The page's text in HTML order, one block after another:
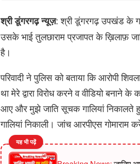
श्री डूंगरगढ़ न्यूज़: श्री डूंगरगढ़ उपखंड के
उसके भाई तुलछाराम प्रजापत के ख़िलाफ़
है।
परिवादी ने पुलिस को बताया कि आरोपी
था मेरे द्वारा विरोध करने व वीडियो बनाने
आए और मुझे जाति सूचक गालियां निकालते
गालियां निकाली। जांच आरपीएस गोमाराम
यह भी पढ़ें